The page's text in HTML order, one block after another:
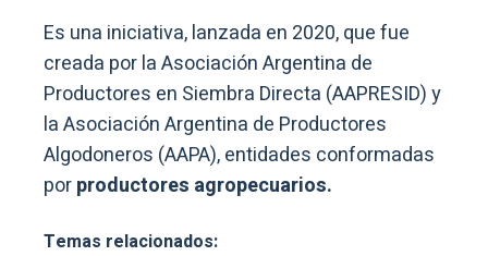
Es una iniciativa, lanzada en 2020, que fue
creada por la Asociación Argentina de
Productores en Siembra Directa (AAPRESID) y
la Asociación Argentina de Productores
Algodoneros (AAPA), entidades conformadas
porproductores agropecuarios.
Temas relacionados: